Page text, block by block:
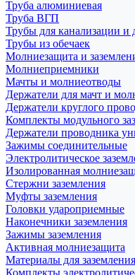
Труба алюминиевая
Труба ВГП
Трубы для канализации и
Трубы из обечаек
Молниезащита и
Молниеприемники
Мачты и молниеотводы
Держатели для мачт и
Держатели круглого
Комплекты модульного
Держатели проводника
Зажимы соединительные
Электролитическое
Изолированная
Стержни заземления
Муфты заземления
Головки удароприемные
Наконечники заземления
Зажимы заземления
Активная молниезащита
Материалы для заземления
Комплекты